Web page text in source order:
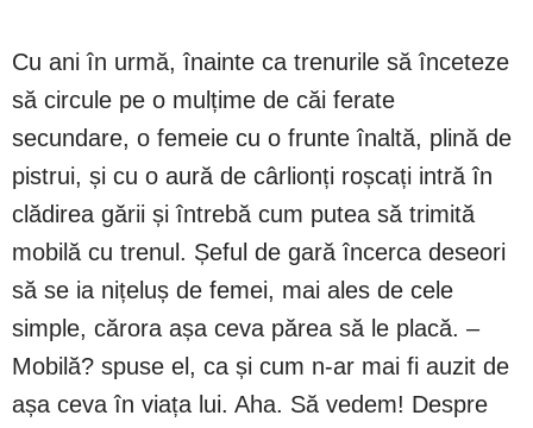
Cu ani în urmă, înainte ca trenurile să înceteze
să circule pe o mulțime de căi ferate
secundare, o femeie cu o frunte înaltă, plină de
pistrui, și cu o aură de cârlionți roșcați intră în
clădirea gării și întrebă cum putea să trimită
mobilă cu trenul. Șeful de gară încerca deseori
să se ia nițeluș de femei, mai ales de cele
simple, cărora așa ceva părea să le placă. –
Mobilă? spuse el, ca și cum n-ar mai fi auzit de
așa ceva în viața lui. Aha. Să vedem! Despre